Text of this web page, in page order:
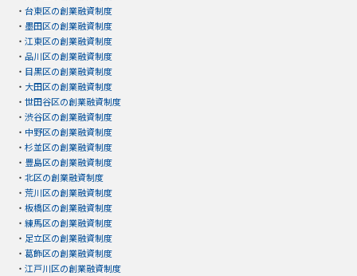
・ 台東区の創業融資制度
・ 墨田区の創業融資制度
・ 江東区の創業融資制度
・ 品川区の創業融資制度
・ 目黒区の創業融資制度
・ 大田区の創業融資制度
・ 世田谷区の創業融資制度
・ 渋谷区の創業融資制度
・ 中野区の創業融資制度
・ 杉並区の創業融資制度
・ 豊島区の創業融資制度
・ 北区の創業融資制度
・ 荒川区の創業融資制度
・ 板橋区の創業融資制度
・ 練馬区の創業融資制度
・ 足立区の創業融資制度
・ 葛飾区の創業融資制度
・ 江戸川区の創業融資制度